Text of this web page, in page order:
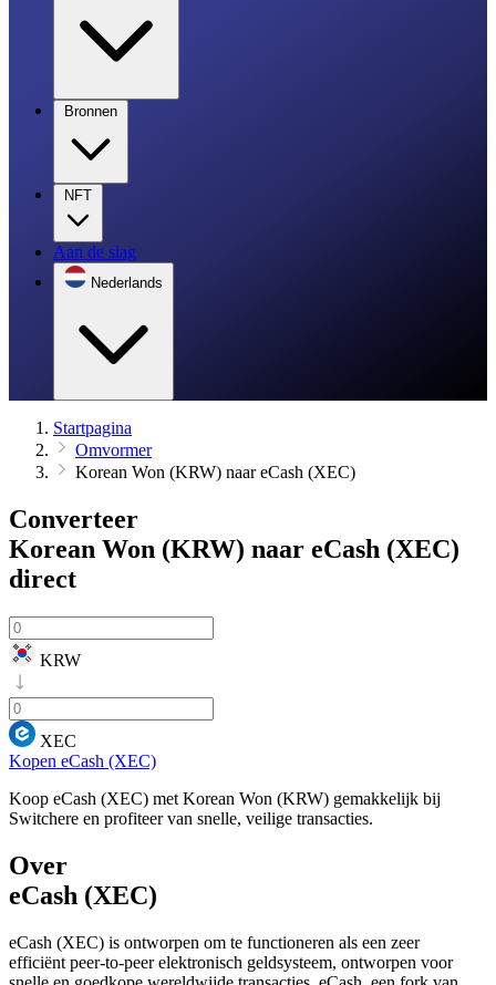
Bronnen
NFT
Aan de slag
Nederlands
Startpagina
Omvormer
Korean Won (KRW) naar eCash (XEC)
Converteer
Korean Won (KRW) naar eCash (XEC)
direct
KRW
XEC
Kopen eCash (XEC)
Koop eCash (XEC) met Korean Won (KRW) gemakkelijk bij
Switchere en profiteer van snelle, veilige transacties.
Over
eCash (XEC)
eCash (XEC) is ontworpen om te functioneren als een zeer
efficiënt peer-to-peer elektronisch geldsysteem, ontworpen voor